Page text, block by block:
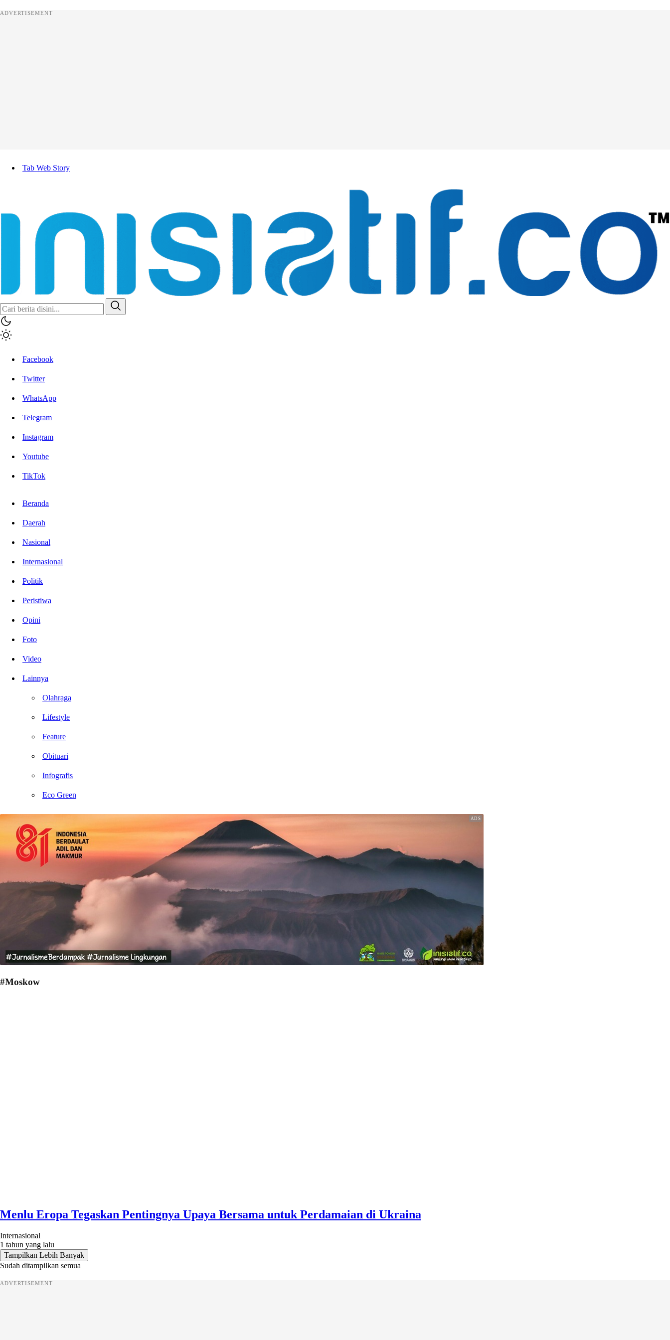
ADVERTISEMENT
Tab Web Story
Inisiatif.co
Stay Connected Stay Informed
Facebook
Twitter
WhatsApp
Telegram
Instagram
Youtube
TikTok
Beranda
Daerah
Nasional
Internasional
Politik
Peristiwa
Opini
Foto
Video
Lainnya
Olahraga
Lifestyle
Feature
Obituari
Infografis
Eco Green
#Moskow
Menlu Eropa Tegaskan Pentingnya Upaya Bersama untuk Perdamaian di Ukraina
Internasional
1 tahun yang lalu
Tampilkan Lebih Banyak
Sudah ditampilkan semua
ADVERTISEMENT